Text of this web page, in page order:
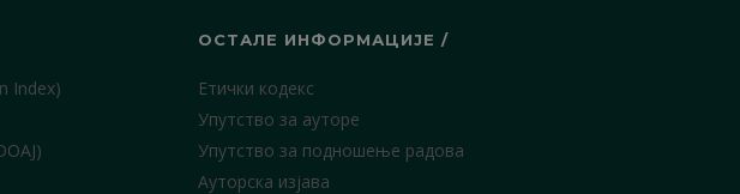
Index)
ОСТАЛЕ ИНФОРМАЦИЈЕ /
Етички кодекс
Упутство за ауторе
Упутство за подношење радова
Ауторска изјава